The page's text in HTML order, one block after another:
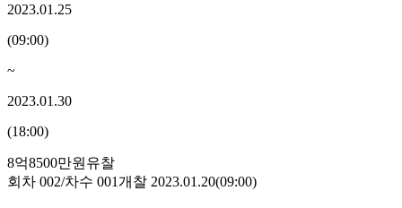
2023.01.25
(09:00)
~
2023.01.30
(18:00)
8억8500만원 유찰
회차 002/차수 001개찰 2023.01.20(09:00)